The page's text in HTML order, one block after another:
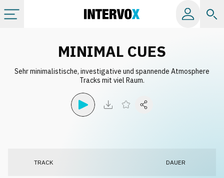
Alle Alben
Lizenzen
MINIMAL CUES
Sehr minimalistische, investigative und spannende Atmosphere
Tracks mit viel Raum.
TRACK DAUER